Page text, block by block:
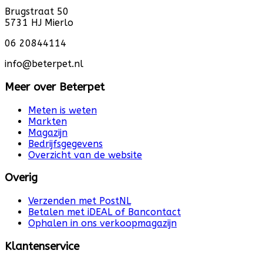
Brugstraat 50
5731 HJ Mierlo
06 20844114
info@beterpet.nl
Meer over Beterpet
Meten is weten
Markten
Magazijn
Bedrijfsgegevens
Overzicht van de website
Overig
Verzenden met PostNL
Betalen met iDEAL of Bancontact
Ophalen in ons verkoopmagazijn
Klantenservice